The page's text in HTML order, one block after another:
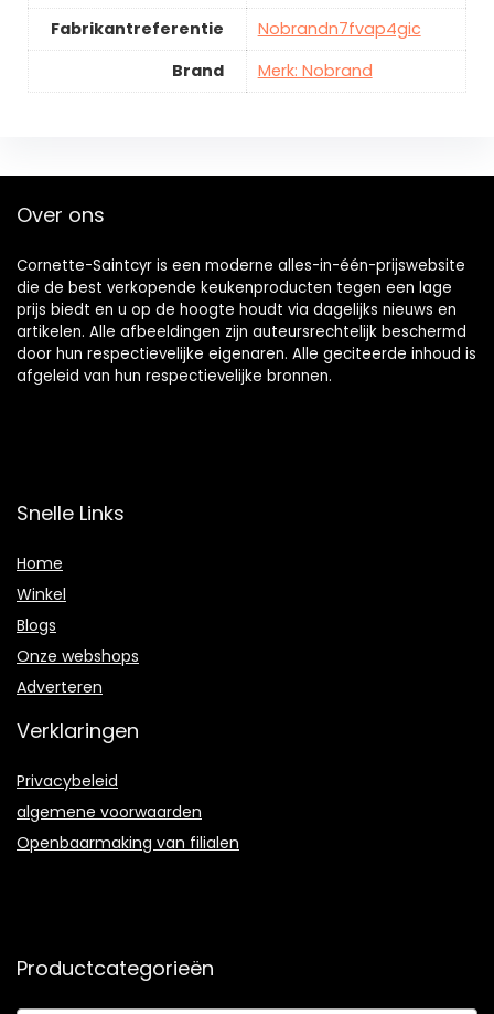
Fabrikantreferentie
Nobrandn7fvap4gic
Brand
Merk: Nobrand
Over ons
Cornette-Saintcyr is een moderne alles-in-één-prijswebsite
die de best verkopende keukenproducten tegen een lage
prijs biedt en u op de hoogte houdt via dagelijks nieuws en
artikelen. Alle afbeeldingen zijn auteursrechtelijk beschermd
door hun respectievelijke eigenaren. Alle geciteerde inhoud is
afgeleid van hun respectievelijke bronnen.
Snelle Links
Home
Winkel
Blogs
Onze webshops
Adverteren
Verklaringen
Privacybeleid
algemene voorwaarden
Openbaarmaking van filialen
Productcategorieën